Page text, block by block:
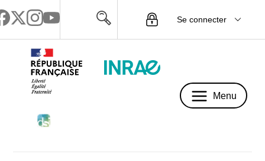
Se connecter
Menu